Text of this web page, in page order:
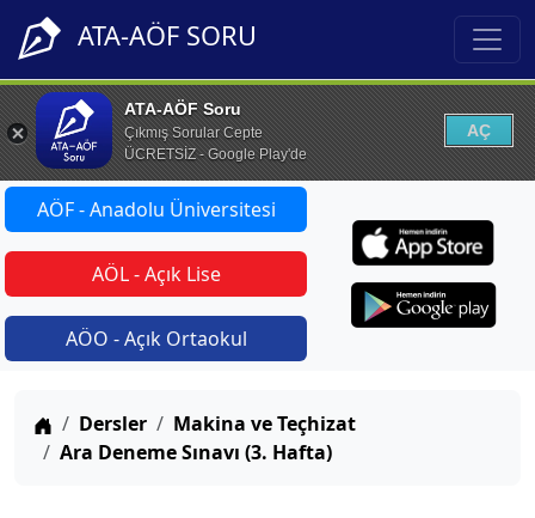
ATA-AÖF SORU
ATA-AÖF Soru
Çıkmış Sorular Cepte
ÜCRETSİZ - Google Play'de
AÇ
AÖF - Anadolu Üniversitesi
AÖL - Açık Lise
AÖO - Açık Ortaokul
Anasayfa
Dersler
Makina ve Teçhizat
Ara Deneme Sınavı (3. Hafta)